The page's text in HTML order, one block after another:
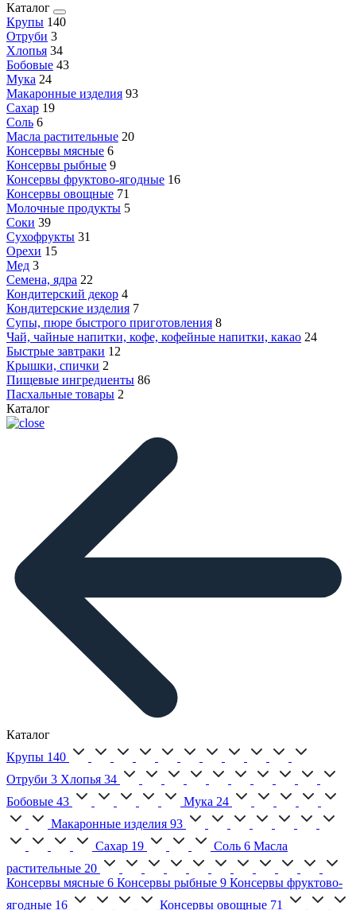
Каталог
Крупы 140
Отруби 3
Хлопья 34
Бобовые 43
Мука 24
Макаронные изделия 93
Сахар 19
Соль 6
Масла растительные 20
Консервы мясные 6
Консервы рыбные 9
Консервы фруктово-ягодные 16
Консервы овощные 71
Молочные продукты 5
Соки 39
Сухофрукты 31
Орехи 15
Мед 3
Семена, ядра 22
Кондитерский декор 4
Кондитерские изделия 7
Супы, пюре быстрого приготовления 8
Чай, чайные напитки, кофе, кофейные напитки, какао 24
Быстрые завтраки 12
Крышки, спички 2
Пищевые ингредиенты 86
Пасхальные товары 2
Каталог
Каталог
Крупы 140
Отруби 3 Хлопья 34
Бобовые 43 Мука 24
Макаронные изделия 93
Сахар 19 Соль 6 Масла
растительные 20
Консервы мясные 6 Консервы рыбные 9 Консервы фруктово-
ягодные 16 Консервы овощные 71